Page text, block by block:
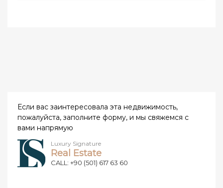
Если вас заинтересовала эта недвижимость,
пожалуйста, заполните форму, и мы свяжемся с
вами напрямую
Luxury Signature
Real Estate
CALL: +90 (501) 617 63 60